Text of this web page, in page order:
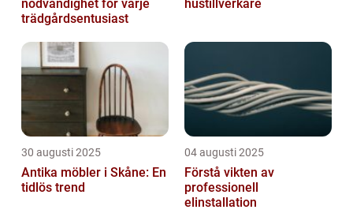
nödvändighet för varje
trädgårdsentusiast
hustillverkare
30 augusti 2025
Antika möbler i Skåne: En
tidlös trend
04 augusti 2025
Förstå vikten av
professionell
elinstallation